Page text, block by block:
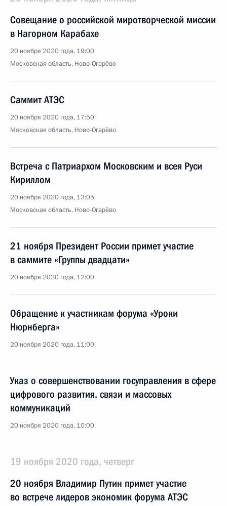
Совещание о российской миротворческой миссии
в Нагорном Карабахе
20 ноября 2020 года, 19:00
Московская область, Ново-Огарёво
Саммит АТЭС
20 ноября 2020 года, 17:50
Московская область, Ново-Огарёво
Встреча с Патриархом Московским и всея Руси
Кириллом
20 ноября 2020 года, 13:05
Московская область, Ново-Огарёво
21 ноября Президент России примет участие
в саммите «Группы двадцати»
20 ноября 2020 года, 12:00
Обращение к участникам форума «Уроки
Нюрнберга»
20 ноября 2020 года, 11:00
Указ о совершенствовании госуправления в сфере
цифрового развития, связи и массовых
коммуникаций
20 ноября 2020 года, 10:00
19 ноября 2020 года, четверг
20 ноября Владимир Путин примет участие
во встрече лидеров экономик форума АТЭС